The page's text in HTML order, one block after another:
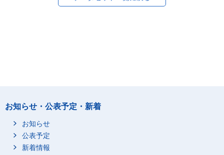
お知らせ・公表予定・新着
お知らせ
公表予定
新着情報